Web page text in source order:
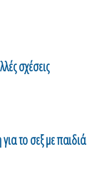
σχέσεις
το σεξ με παιδιά